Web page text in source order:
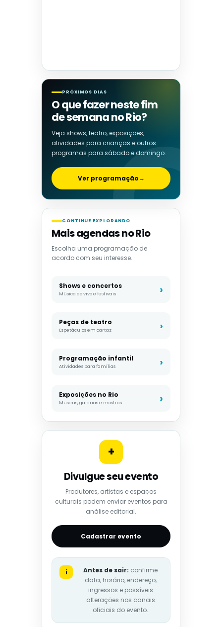
PRÓXIMOS DIAS
O que fazer neste fim
de semana no Rio?
Veja shows, teatro, exposições,
atividades para crianças e outros
programas para sábado e domingo.
Ver programação→
CONTINUE EXPLORANDO
Mais agendas no Rio
Escolha uma programação de
acordo com seu interesse.
Shows e concertos
Música ao vivo e festivais
Peças de teatro
Espetáculos em cartaz
Programação infantil
Atividades para famílias
Exposições no Rio
Museus, galerias e mostras
+
Divulgue seu evento
Produtores, artistas e espaços
culturais podem enviar eventos para
análise editorial.
Cadastrar evento
i Antes de sair: confirme
data, horário, endereço,
ingressos e possíveis
alterações nos canais
oficiais do evento.